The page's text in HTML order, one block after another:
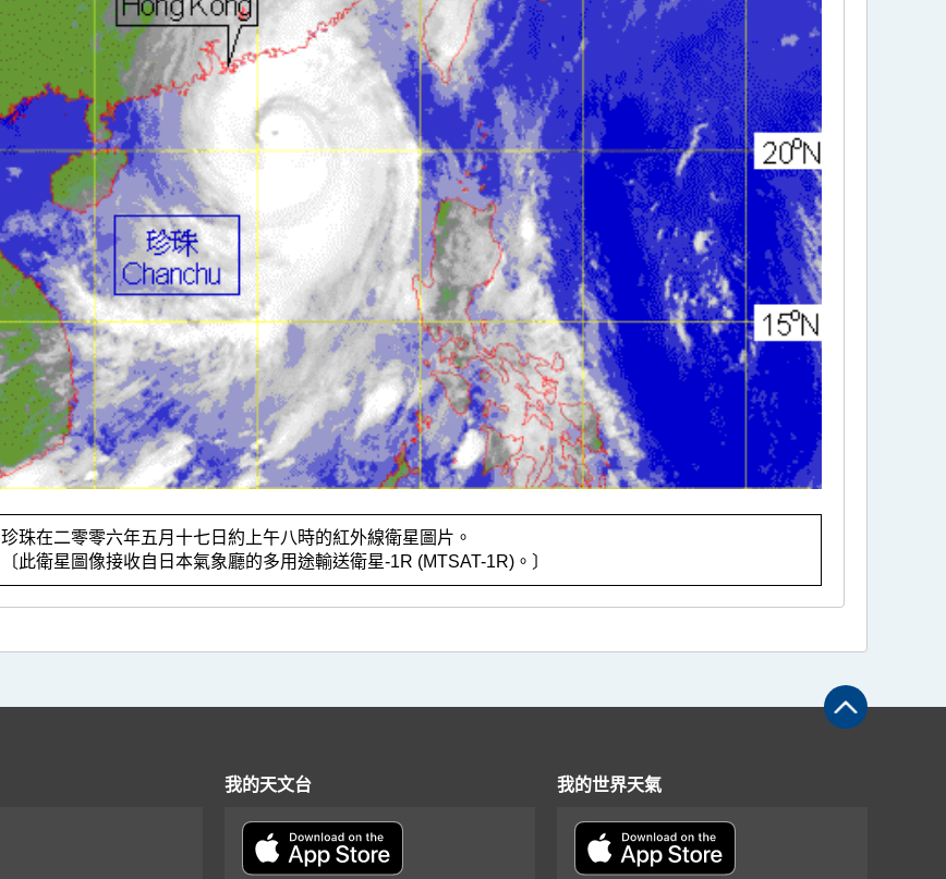
珍珠在二零零六年五月十七日約上午八時的紅外線衛星圖片。
〔此衛星圖像接收自日本氣象廳的多用途輸送衛星-1R (MTSAT-1R)。〕
我的天文台 我的世界天氣